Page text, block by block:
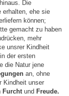
Die
erhalten, ehe sie
können;
gemacht zu haben
mehr
unsrer Kindheit
der ersten
die Natur jene
an, ohne
Kindheit unser
Furchtund Freude.